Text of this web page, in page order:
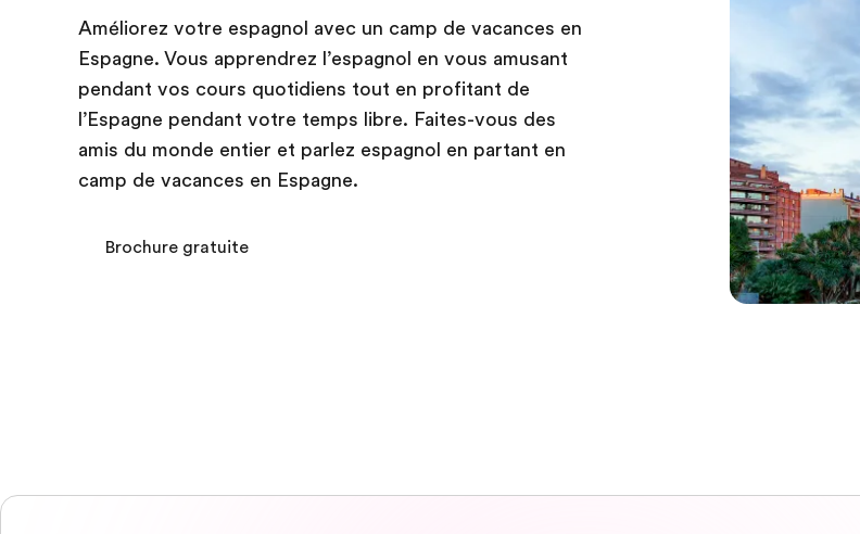
Améliorez votre espagnol avec un camp de vacances en
Espagne. Vous apprendrez l’espagnol en vous amusant
pendant vos cours quotidiens tout en profitant de
l’Espagne pendant votre temps libre. Faites-vous des
amis du monde entier et parlez espagnol en partant en
camp de vacances en Espagne.
Brochure gratuite